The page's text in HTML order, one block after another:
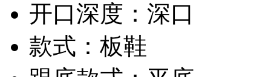
开口深度：深口
款式：板鞋